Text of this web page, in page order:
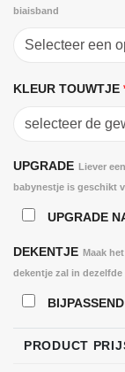
biaisband
KLEUR TOUWTJE
UPGRADE Liever
babynestje is geschikt
UPGRADE
DEKENTJE Maak
dekentje zal in
PRODUCT